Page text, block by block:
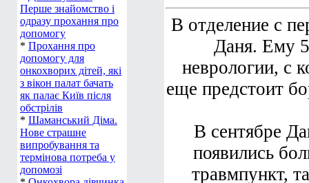
*Даня Луньов.
Перше знайомство і
одразу прохання про
допомогу
*Прохання про
допомогу для
онкохворих дітей, які
з вікон палат бачать
як палає Київ після
обстрілів
*Шаманський Діма.
Нове страшне
випробування та
термінова потреба у
допомозі
В отделение с
Даня. Ему
неврологии, с
еще предстоит
В сентябре
появились
травмпункт,